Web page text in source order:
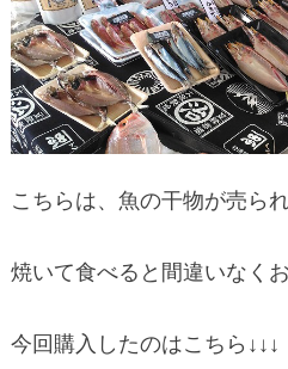
こちらは、魚の干物が売ら
焼いて食べると間違いなく
今回購入したのはこちら↓↓↓